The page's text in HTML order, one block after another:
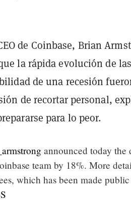
de Coinbase, Brian
la rápida evolución de
de una recesión
de recortar personal,
para lo peor.
announced today
team by 18%. More
which has been made